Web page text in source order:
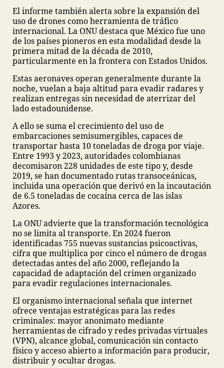
El informe también alerta sobre la expansión del
uso de drones como herramienta de tráfico
internacional. La ONU destaca que México fue uno
de los países pioneros en esta modalidad desde la
primera mitad de la década de 2010,
particularmente en la frontera con Estados Unidos.
Estas aeronaves operan generalmente durante la
noche, vuelan a baja altitud para evadir radares y
realizan entregas sin necesidad de aterrizar del
lado estadounidense.
A ello se suma el crecimiento del uso de
embarcaciones semisumergibles, capaces de
transportar hasta 10 toneladas de droga por viaje.
Entre 1993 y 2023, autoridades colombianas
decomisaron 228 unidades de este tipo y, desde
2019, se han documentado rutas transoceánicas,
incluida una operación que derivó en la incautación
de 6.5 toneladas de cocaína cerca de las islas
Azores.
La ONU advierte que la transformación tecnológica
no se limita al transporte. En 2024 fueron
identificadas 755 nuevas sustancias psicoactivas,
cifra que multiplica por cinco el número de drogas
detectadas antes del año 2000, reflejando la
capacidad de adaptación del crimen organizado
para evadir regulaciones internacionales.
El organismo internacional señala que internet
ofrece ventajas estratégicas para las redes
criminales: mayor anonimato mediante
herramientas de cifrado y redes privadas virtuales
(VPN), alcance global, comunicación sin contacto
físico y acceso abierto a información para producir,
distribuir y ocultar drogas.